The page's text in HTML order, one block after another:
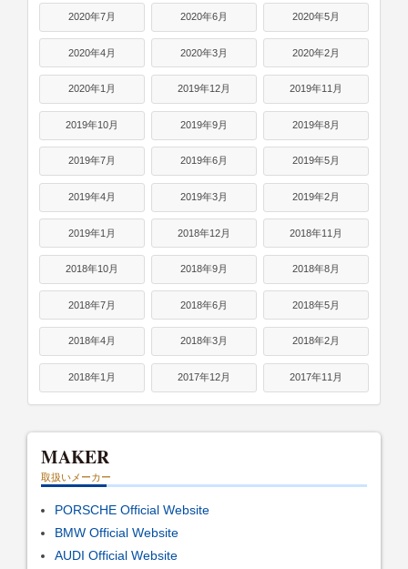
2020年7月 2020年6月 2020年5月
2020年4月 2020年3月 2020年2月
2020年1月 2019年12月 2019年11月
2019年10月 2019年9月 2019年8月
2019年7月 2019年6月 2019年5月
2019年4月 2019年3月 2019年2月
2019年1月 2018年12月 2018年11月
2018年10月 2018年9月 2018年8月
2018年7月 2018年6月 2018年5月
2018年4月 2018年3月 2018年2月
2018年1月 2017年12月 2017年11月
MAKER
取扱いメーカー
PORSCHE Official Website
BMW Official Website
AUDI Official Website